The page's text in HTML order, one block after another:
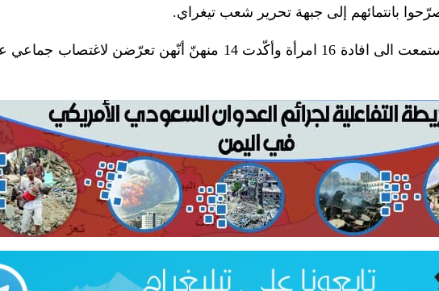
بانتمائهم إلى جبهة تحرير شعب تيغراي.
واشارت المنظمة الى انها استمعت الى افادة 16 امرأة وأكّدت 14 منهنّ أنّهن